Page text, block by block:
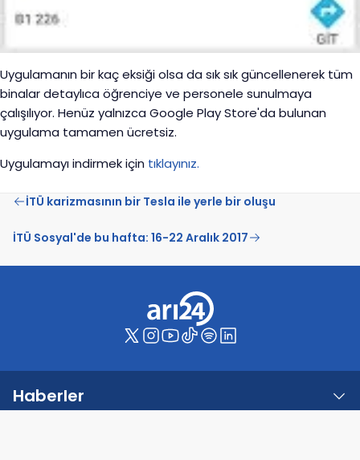
Uygulamanın bir kaç eksiği olsa da sık sık güncellenerek tüm
binalar detaylıca öğrenciye ve personele sunulmaya
çalışılıyor. Henüz yalnızca Google Play Store'da bulunan
uygulama tamamen ücretsiz.
Uygulamayı indirmek için tıklayınız.
İTÜ karizmasının bir Tesla ile yerle bir oluşu
İTÜ Sosyal'de bu hafta: 16-22 Aralık 2017
Haberler